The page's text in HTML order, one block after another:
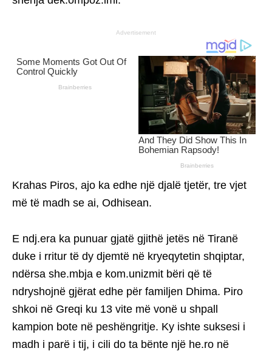
Advertisement
Krahas Piros, ajo ka edhe një djalë tjetër, tre vjet
më të madh se ai, Odhisean.
E ndj.era ka punuar gjatë gjithë jetës në Tiranë
duke i rritur të dy djemtë në kryeqytetin shqiptar,
ndërsa she.mbja e kom.unizmit bëri që të
ndryshojnë gjërat edhe për familjen Dhima. Piro
shkoi në Greqi ku 13 vite më vonë u shpall
kampion bote në peshëngritje. Ky ishte suksesi i
madh i parë i tij, i cili do ta bënte një he.ro në